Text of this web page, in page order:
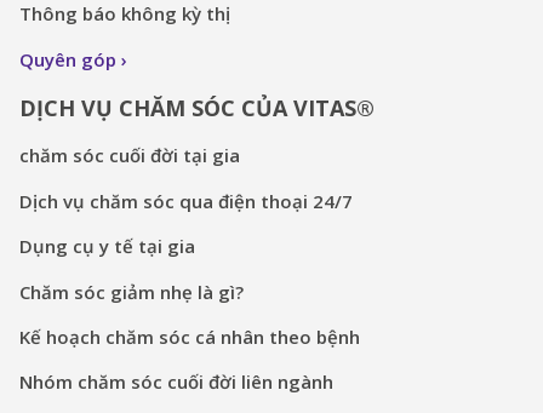
Thông báo không kỳ thị
Quyên góp
DỊCH VỤ CHĂM SÓC CỦA VITAS®
chăm sóc cuối đời tại gia
Dịch vụ chăm sóc qua điện thoại 24/7
Dụng cụ y tế tại gia
Chăm sóc giảm nhẹ là gì?
Kế hoạch chăm sóc cá nhân theo bệnh
Nhóm chăm sóc cuối đời liên ngành